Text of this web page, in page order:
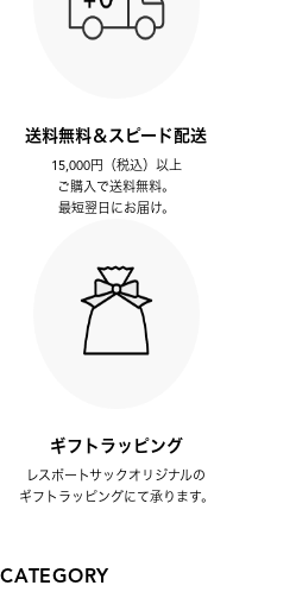
送料無料＆スピード配送
15,000円（税込）以上
ご購入で送料無料。
最短翌日にお届け。
ギフトラッピング
レスポートサックオリジナルの
ギフトラッピングにて承ります。
CATEGORY